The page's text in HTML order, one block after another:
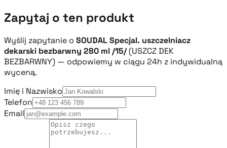
Zapytaj o ten produkt
Wyślij zapytanie o SOUDAL Specjal. uszczelniacz
dekarski bezbarwny 280 ml /15/(USZCZ DEK
BEZBARWNY) — odpowiemy w ciągu 24h z indywidualną
wyceną.
Imię i Nazwisko
Telefon
Email